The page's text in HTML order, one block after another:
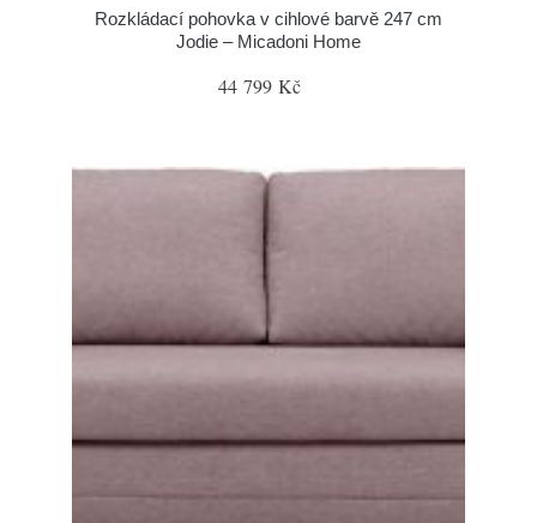
Rozkládací pohovka v cihlové barvě 247 cm
Jodie – Micadoni Home
44 799 Kč